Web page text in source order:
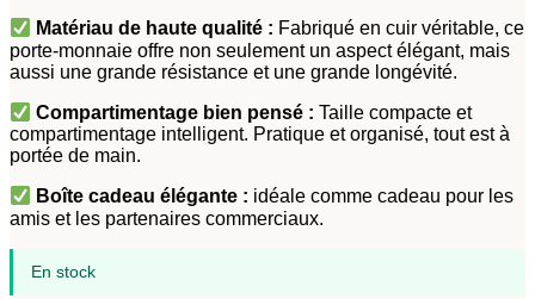
Matériau de haute qualité : Fabriqué en cuir véritable, ce
porte-monnaie offre non seulement un aspect élégant, mais
aussi une grande résistance et une grande longévité.
Compartimentage bien pensé : Taille compacte et
compartimentage intelligent. Pratique et organisé, tout est à
portée de main.
Boîte cadeau élégante : idéale comme cadeau pour les
amis et les partenaires commerciaux.
En stock